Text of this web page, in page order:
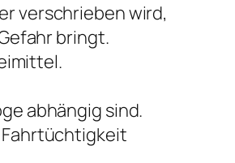
verschrieben wird,
bringt.
abhängig sind.
Fahrtüchtigkeit